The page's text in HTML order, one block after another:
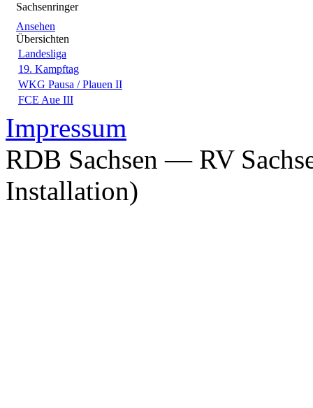
Sachsenringer
Ansehen
Übersichten
Landesliga
19. Kampftag
WKG Pausa / Plauen II
FCE Aue III
Impressum
RDB Sachsen — RV
Installation)